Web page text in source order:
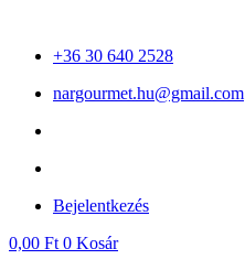
tartalomhoz+36 30 640 2528
nargourmet.hu@gmail.com
Bejelentkezés
0,00 Ft 0 Kosár